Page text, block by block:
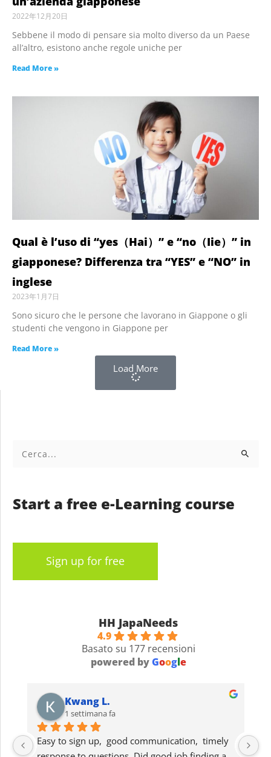
2022年12月20日
Sebbene il modo di pensare sia molto diverso da un Paese
all’altro, esistono anche regole uniche per
Read More »
Qual è l’uso di “yes（Hai）” e “no（Iie）” in
giapponese? Differenza tra “YES” e “NO” in
inglese
2023年1月7日
Sono sicuro che le persone che lavorano in Giappone o gli
studenti che vengono in Giappone per
Read More »
Load More
Start a free e-Learning course
Sign up for free
HH JapaNeeds
4.9
Basato su 177 recensioni
powered byGoogle
Kwang L.
1 settimana fa
Easy to sign up,  good communication,  timely